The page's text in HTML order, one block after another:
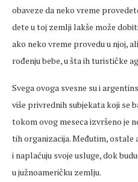
obaveze da neko vreme
dete u toj zemlji lakše može
ako neko vreme provedu u njoj,
rođenju bebe, u šta ih turističke
Svega ovoga svesne su i
više privrednih subjekata koji se
tokom ovog meseca izvršeno je
tih organizacija. Međutim, ostale
i naplaćuju svoje usluge, dok
u južnoameričku zemlju.